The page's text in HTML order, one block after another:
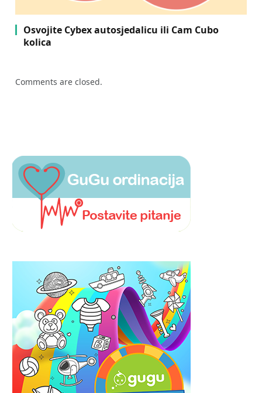
Osvojite Cybex autosjedalicu ili Cam Cubo
kolica
Comments are closed.